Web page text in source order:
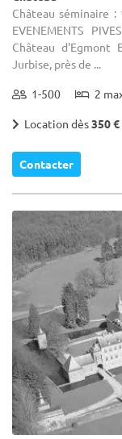
Château séminaire :
EVENEMENTS
Château
Jurbise, près de ...
1-500 2
Location dès350 €
Contacter